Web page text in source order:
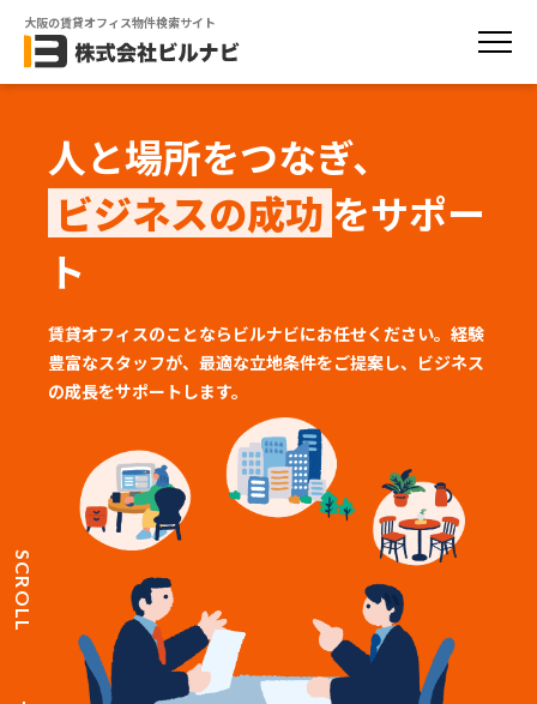
大阪の賃貸オフィス物件検索サイト
人と場所をつなぎ、
ビジネスの成功 をサポー
ト
賃貸オフィスのことならビルナビにお任せください。経験
豊富なスタッフが、 最適な立地条件をご提案し、ビジネス
の成長をサポートします。
SCROLL